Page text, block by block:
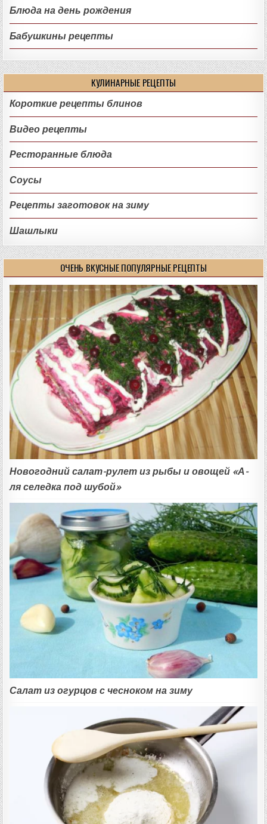
Блюда на день рождения
Бабушкины рецепты
КУЛИНАРНЫЕ РЕЦЕПТЫ
Короткие рецепты блинов
Видео рецепты
Ресторанные блюда
Соусы
Рецепты заготовок на зиму
Шашлыки
ОЧЕНЬ ВКУСНЫЕ ПОПУЛЯРНЫЕ РЕЦЕПТЫ
Новогодний салат-рулет из рыбы и овощей «А-
ля селедка под шубой»
Салат из огурцов с чесноком на зиму